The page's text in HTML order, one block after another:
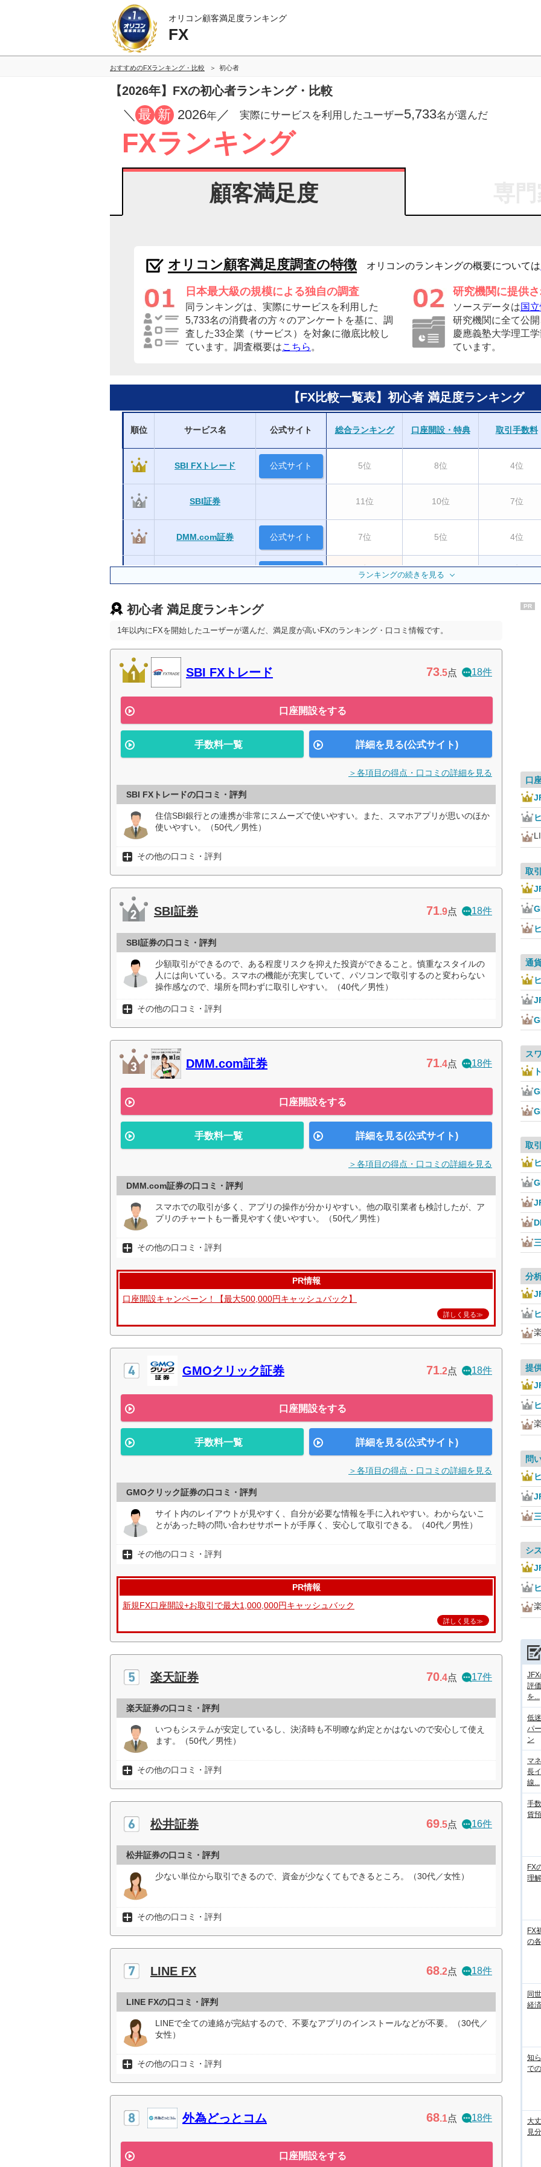
オリコン顧客満足度ランキング
FX
おすすめのFXランキング・比較 初心者
【2026年】FXの初心者ランキング・比較
／ 最 新 2026年 ／ 実際にサービスを利用したユーザー5,733名が選んだ
FXランキング
顧客満足度
オリコン顧客満足度調査の特徴 オリコンのランキングの概要については
日本最大級の規模による独自の調査
同ランキングは、実際にサービスを利用した
5,733名の消費者の方々のアンケートを基に、調
査した33企業（サービス）を対象に徹底比較し
ています。調査概要はこちら 。
研究機関に提供
ソースデータは国
研究機関に全て公
慶應義塾大学理工学
ています。
【FX比較一覧表】初心者 満足度ランキング
順位 サービス名 公式サイト 総合ランキング 口座開設・特典 取引手数料
SBI FXトレード 公式サイト 5位 8位 4位
SBI証券 11位 10位 7位
DMM.com証券 公式サイト 7位 5位 4位
3位 7位
楽天証券 ー
LINE FX
公式サイト
ランキングの続きを見る
初心者 満足度ランキング
1年以内にFXを開始したユーザーが選んだ、満足度が高いFXのランキング・口コミ情報です。
SBI FXトレード 73.5点 18件
口座開設をする
手数料一覧 詳細を見る(公式サイト)
＞各項目の得点・口コミの詳細を見る
SBI FXトレードの口コミ・評判
住信SBI銀行との連携が非常にスムーズで使いやすい。また、スマホアプリが思いのほか
使いやすい。（50代／男性）
その他の口コミ・評判
SBI証券 71.9点 18件
SBI証券の口コミ・評判
少額取引ができるので、ある程度リスクを抑えた投資ができること。慎重なスタイルの
人には向いている。スマホの機能が充実していて、パソコンで取引するのと変わらない
操作感なので、場所を問わずに取引しやすい。（40代／男性）
その他の口コミ・評判
DMM.com証券 71.4点 18件
口座開設をする
手数料一覧 詳細を見る(公式サイト)
＞各項目の得点・口コミの詳細を見る
DMM.com証券の口コミ・評判
スマホでの取引が多く、アプリの操作が分かりやすい。他の取引業者も検討したが、ア
プリのチャートも一番見やすく使いやすい。（50代／男性）
その他の口コミ・評判
PR情報
口座開設キャンペーン！【最大500,000円キャッシュバック】
詳しく見る≫
GMOクリック証券 71.2点 18件
口座開設をする
手数料一覧 詳細を見る(公式サイト)
＞各項目の得点・口コミの詳細を見る
GMOクリック証券の口コミ・評判
サイト内のレイアウトが見やすく、自分が必要な情報を手に入れやすい。わからないこ
とがあった時の問い合わせサポートが手厚く、安心して取引できる。（40代／男性）
その他の口コミ・評判
PR情報
新規FX口座開設+お取引で最大1,000,000円キャッシュバック
詳しく見る≫
楽天証券 70.4点 17件
楽天証券の口コミ・評判
いつもシステムが安定しているし、決済時も不明瞭な約定とかはないので安心して使え
ます。（50代／男性）
その他の口コミ・評判
松井証券 69.5点 16件
松井証券の口コミ・評判
少ない単位から取引できるので、資金が少なくてもできるところ。（30代／女性）
その他の口コミ・評判
LINE FX 68.2点 18件
LINE FXの口コミ・評判
LINEで全ての連絡が完結するので、不要なアプリのインストールなどが不要。（30代／
女性）
その他の口コミ・評判
外為どっとコム 68.1点 18件
口座開設をする
PR
口
取
通
ス
取
分
提
問
シ
評
を...
低
パ
ン
マ
長
線...
手
貨
FX
理
FX
の
同
経
知
で
大
見